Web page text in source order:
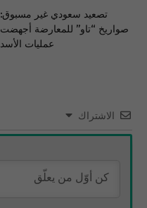
تصعيد سعودي غير مسبوق:
صواريخ “تاو” للمعارضة أجهضت
عمليات الأسد
الاشتراك